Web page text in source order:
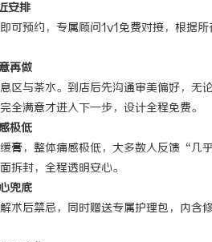
安排
即可预约，专属顾问1v1免费对接，根据
再做
区与茶水。到店后先沟通审美偏好，
全满意才进入下一步，设计全程免费。
极低
膏，整体痛感极低， 大多数人反馈“几
拆封，全程透明安心。
兜底
术后禁忌，同时赠送专属护理包，内